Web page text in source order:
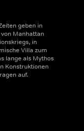
geben in
Manhattan
in
Villa zum
lange als Mythos
Konstruktionen
auf.